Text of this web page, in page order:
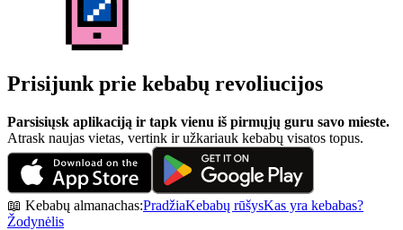
Prisijunk prie kebabų revoliucijos
Parsisiųsk aplikaciją ir tapk vienu iš pirmųjų guru savo mieste.
Atrask naujas vietas, vertink ir užkariauk kebabų visatos topus.
📖 Kebabų almanachas:PradžiaKebabų rūšysKas yra kebabas?
Žodynėlis